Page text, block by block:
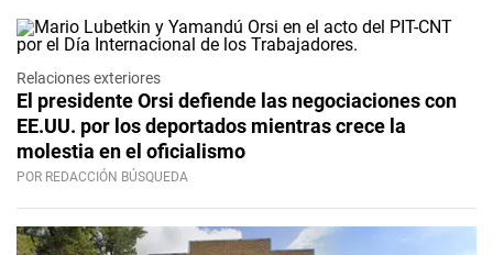
Relaciones exteriores
El presidente Orsi defiende las negociaciones con
EE.UU. por los deportados mientras crece la
molestia en el oficialismo
POR REDACCIÓN BÚSQUEDA